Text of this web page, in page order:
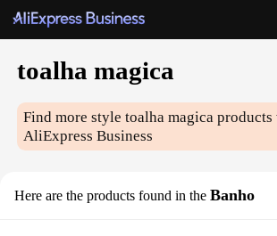
toalha magica
Find more styletoalha magica products
AliExpress Business
Here are the products found in the Banho